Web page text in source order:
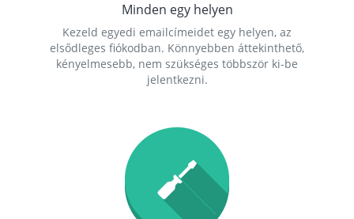
Minden egy helyen
Kezeld egyedi emailcímeidet egy helyen, az
elsődleges fiókodban. Könnyebben áttekinthető,
kényelmesebb, nem szükséges többször ki-be
jelentkezni.